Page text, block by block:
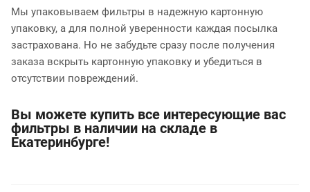
Мы упаковываем фильтры в надежную картонную
упаковку, а для полной уверенности каждая посылка
застрахована. Но не забудьте сразу после получения
заказа вскрыть картонную упаковку и убедиться в
отсутствии повреждений.
Вы можете купить все интересующие вас
фильтры в наличии на складе в
Екатеринбурге!